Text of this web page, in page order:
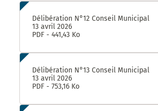
Délibération N°12 Conseil Municipal
13 avril 2026
PDF - 441,43 Ko
Délibération N°13 Conseil Municipal
13 avril 2026
PDF - 753,16 Ko